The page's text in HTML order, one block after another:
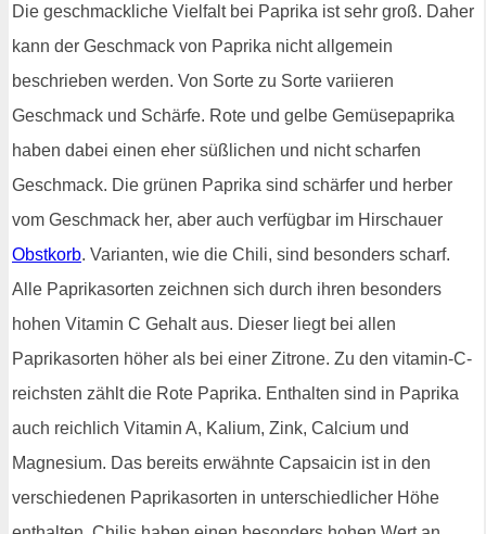
Die geschmackliche Vielfalt bei Paprika ist sehr groß. Daher
kann der Geschmack von Paprika nicht allgemein
beschrieben werden. Von Sorte zu Sorte variieren
Geschmack und Schärfe. Rote und gelbe Gemüsepaprika
haben dabei einen eher süßlichen und nicht scharfen
Geschmack. Die grünen Paprika sind schärfer und herber
vom Geschmack her, aber auch verfügbar im Hirschauer
Obstkorb. Varianten, wie die Chili, sind besonders scharf.
Alle Paprikasorten zeichnen sich durch ihren besonders
hohen Vitamin C Gehalt aus. Dieser liegt bei allen
Paprikasorten höher als bei einer Zitrone. Zu den vitamin-C-
reichsten zählt die Rote Paprika. Enthalten sind in Paprika
auch reichlich Vitamin A, Kalium, Zink, Calcium und
Magnesium. Das bereits erwähnte Capsaicin ist in den
verschiedenen Paprikasorten in unterschiedlicher Höhe